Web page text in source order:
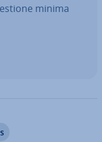
minima